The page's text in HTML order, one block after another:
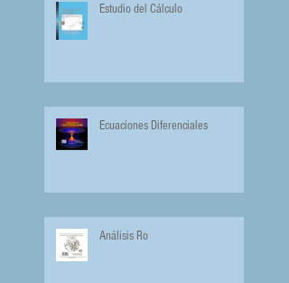
Estudio del Cálculo
Ecuaciones Diferenciales
Análisis Ro